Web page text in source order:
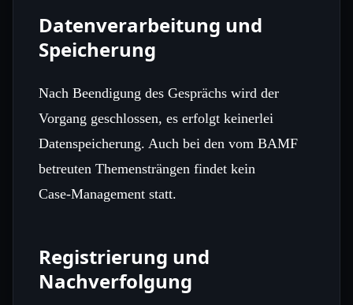
Datenverarbeitung und
Speicherung
Nach Beendigung des Gesprächs wird der
Vorgang geschlossen, es erfolgt keinerlei
Datenspeicherung. Auch bei den vom BAMF
betreuten Themensträngen findet kein
Case‑Management statt.
Registrierung und
Nachverfolgung